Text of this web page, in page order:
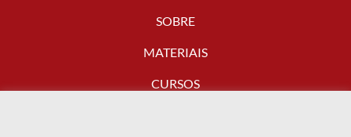
SOBRE
MATERIAIS
CURSOS